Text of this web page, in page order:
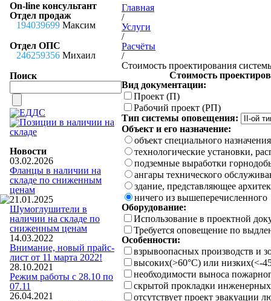
On-line консультант
Отдел продаж
194039699 Максим
Отдел ОПС
246259356 Михаил
Поиск
Новости
03.02.2026
Фланцы в наличии на
складе по сниженным
ценам
21.01.2025
Шумоглушители в
наличии на складе по
сниженным ценам
14.03.2022
Внимание, новый прайс-
лист от 11 марта 2022!
28.10.2021
Режим работы с 28.10 по
07.11
26.04.2021
Главная
/
Услуги
/
Расчёты
/
Стоимость проектирования
Стоимость
Вид документации:
Проект (П)
Рабочий проект (РП)
Тип системы оповещения:
Объект и его назначение:
объект специального назначения
технологические установки,
подземные выработки
ангары технического
здание, представляющее
ничего из вышеперечисленного
Оборудование:
Использование в проектной
Требуется оповещение по
Особенности:
взрывоопасных производств и
высоких(>60°C) или низких(<-
необходимости выноса
скрытой прокладки
отсутствует проект эвакуации